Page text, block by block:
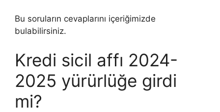
Bu soruların cevaplarını içeriğimizde
bulabilirsiniz.
Kredi sicil affı 2024-
2025 yürürlüğe girdi
mi?